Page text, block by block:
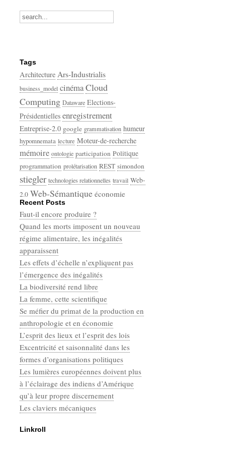
Recent Posts
Faut-il encore produire ?
Quand les morts imposent un nouveau
régime alimentaire, les inégalités
apparaissent
Les effets d’échelle n’expliquent pas
l’émergence des inégalités
La biodiversité rend libre
La femme, cette scientifique
Se méfier du primat de la production en
anthropologie et en économie
L’esprit des lieux et l’esprit des lois
Excentricité et saisonnalité dans les
formes d’organisations politiques
Les lumières européennes doivent plus
à l’éclairage des indiens d’Amérique
qu’à leur propre discernement
Les claviers mécaniques
Linkroll
Tags
Architecture Ars-Industrialis
business_model cinémaCloud
Computing Dataware Elections-
Présidentielles enregistrement
Entreprise-2.0 google grammatisation humeur
hypomnemata lecture Moteur-de-recherche
mémoire ontologie participation Politique
programmation prolétarisation REST simondon
stiegler technologies relationnelles travail Web-
2.0 Web-Sémantique économie
écriture
Categories
Défaut